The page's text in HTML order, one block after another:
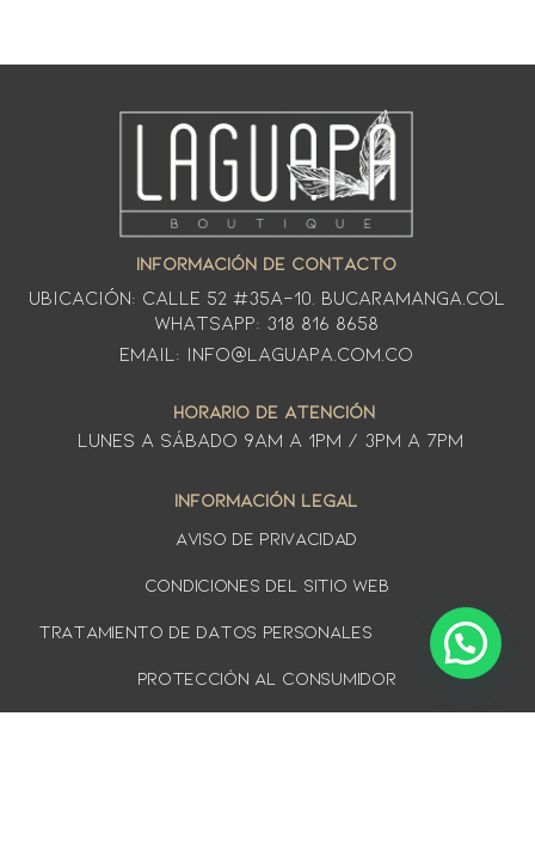
INFORMACIÓN DE CONTACTO
Ubicación: CALLE 52 #35A-10. Bucaramanga.Col
WhatsApp: 318 816 8658
Email: info@laguapa.com.co
HORARIO DE ATENCIÓN
LUNES A SÁbado 9am a 1pm / 3pm a 7pm
INFORMACIÓN LEGAL
AVISO DE PRIVACIDAD
Condiciones del sitio web
TRATAMIENTO DE DATOS PERSONALES
PROTECCIÓN AL CONSUMIDOR